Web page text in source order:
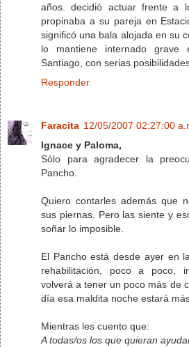
años. decidió actuar frente a
propinaba a su pareja en
significó una bala alojada en su
lo mantiene internado
Santiago, con serias
Responder
Faracita 12/05/2007 02:27:00
Ignace y Paloma,
Sólo para agradecer la
Pancho.
Quiero contarles además que
sus piernas. Pero las siente y
soñar lo imposible.
El Pancho está desde ayer en
rehabilitación, poco a poco,
volverá a tener un poco más de
día esa maldita noche estará
Mientras les cuento que:
A todas/os los que quieran